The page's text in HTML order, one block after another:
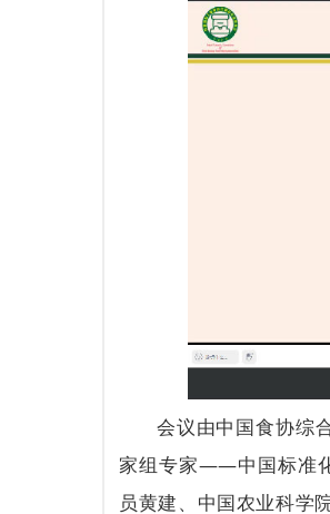
会议由中国食协综
家组专家——中国标准
员黄建、中国农业科学